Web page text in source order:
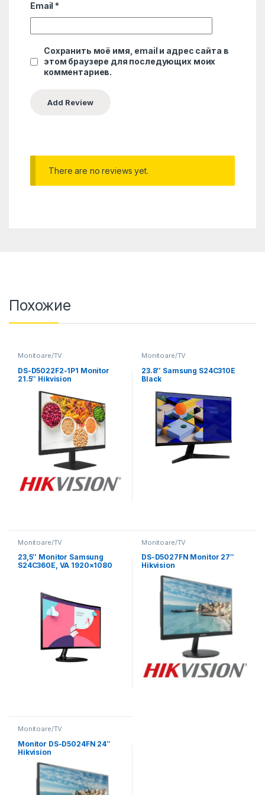
Email *
Сохранить моё имя, email и адрес сайта в
этом браузере для последующих моих
комментариев.
There are no reviews yet.
Похожие
Monitoare/TV
DS-D5022F2-1P1 Monitor
21.5″ Hikvision
Monitoare/TV
23.8″ Samsung S24C310E
Black
Monitoare/TV
23,5″ Monitor Samsung
S24C360E, VA 1920×1080
Monitoare/TV
DS-D5027FN Monitor 27″
Hikvision
Monitoare/TV
Monitor DS-D5024FN 24″
Hikvision